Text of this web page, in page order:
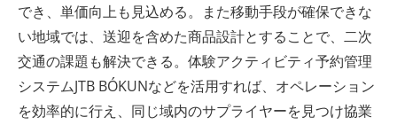
でき、単価向上も見込める。また移動手段が確保できな
い地域では、送迎を含めた商品設計とすることで、二次
交通の課題も解決できる。体験アクティビティ予約管理
システムJTB BÓKUNなどを活用すれば、オペレーション
を効率的に行え、同じ域内のサプライヤーを見つけ協業